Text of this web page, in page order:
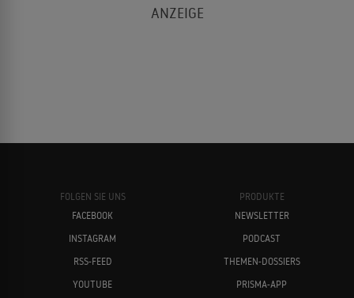
FOLGEN SIE UNS
FACEBOOK
INSTAGRAM
RSS-FEED
YOUTUBE
PRODUKTE
NEWSLETTER
PODCAST
THEMEN-DOSSIERS
PRISMA-APP